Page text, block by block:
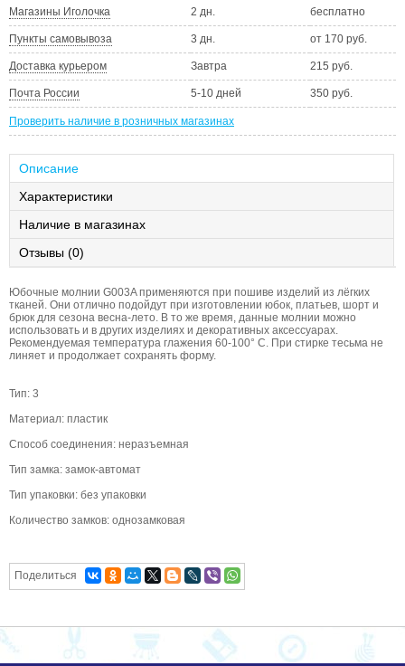
Магазины Иголочка 2 дн. бесплатно
Пункты самовывоза 3 дн. от 170 руб.
Доставка курьером Завтра 215 руб.
Почта России 5-10 дней 350 руб.
Проверить наличие в розничных магазинах
Описание
Характеристики
Наличие в магазинах
Отзывы (0)
Юбочные молнии G003A применяются при пошиве изделий из лёгких
тканей. Они отлично подойдут при изготовлении юбок, платьев, шорт и
брюк для сезона весна-лето. В то же время, данные молнии можно
использовать и в других изделиях и декоративных аксессуарах.
Рекомендуемая температура глажения 60-100° С. При стирке тесьма не
линяет и продолжает сохранять форму.
Тип: 3
Материал: пластик
Способ соединения: неразъемная
Тип замка: замок-автомат
Тип упаковки: без упаковки
Количество замков: однозамковая
Поделиться